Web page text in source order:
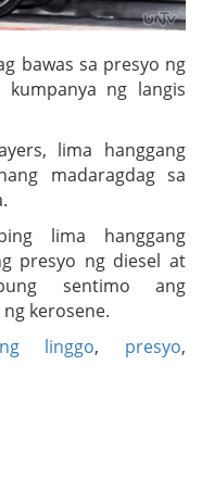
bawas sa presyo ng
ng langis
lima hanggang
madaragdag sa
lima hanggang
presyo ng diesel at
sentimo ang
kerosene.
linggo, presyo,